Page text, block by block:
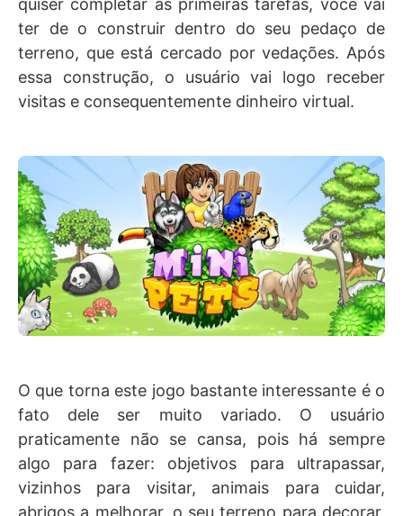
quiser completar as primeiras tarefas, você vai
ter de o construir dentro do seu pedaço de
terreno, que está cercado por vedações. Após
essa construção, o usuário vai logo receber
visitas e consequentemente dinheiro virtual.
O que torna este jogo bastante interessante é o
fato dele ser muito variado. O usuário
praticamente não se cansa, pois há sempre
algo para fazer: objetivos para ultrapassar,
vizinhos para visitar, animais para cuidar,
abrigos a melhorar, o seu terreno para decorar,